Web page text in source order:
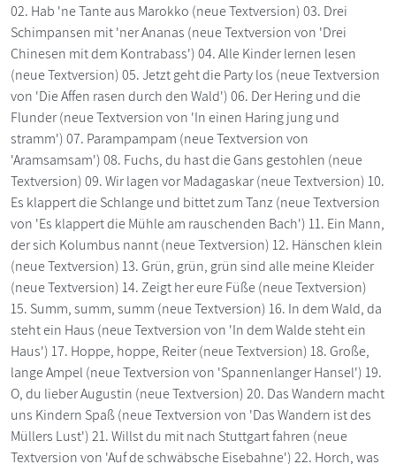
02. Hab 'ne Tante aus Marokko (neue Textversion) 03. Drei
Schimpansen mit 'ner Ananas (neue Textversion von 'Drei
Chinesen mit dem Kontrabass') 04. Alle Kinder lernen lesen
(neue Textversion) 05. Jetzt geht die Party los (neue Textversion
von 'Die Affen rasen durch den Wald') 06. Der Hering und die
Flunder (neue Textversion von 'In einen Haring jung und
stramm') 07. Parampampam (neue Textversion von
'Aramsamsam') 08. Fuchs, du hast die Gans gestohlen (neue
Textversion) 09. Wir lagen vor Madagaskar (neue Textversion) 10.
Es klappert die Schlange und bittet zum Tanz (neue Textversion
von 'Es klappert die Mühle am rauschenden Bach') 11. Ein Mann,
der sich Kolumbus nannt (neue Textversion) 12. Hänschen klein
(neue Textversion) 13. Grün, grün, grün sind alle meine Kleider
(neue Textversion) 14. Zeigt her eure Füße (neue Textversion)
15. Summ, summ, summ (neue Textversion) 16. In dem Wald, da
steht ein Haus (neue Textversion von 'In dem Walde steht ein
Haus') 17. Hoppe, hoppe, Reiter (neue Textversion) 18. Große,
lange Ampel (neue Textversion von 'Spannenlanger Hansel') 19.
O, du lieber Augustin (neue Textversion) 20. Das Wandern macht
uns Kindern Spaß (neue Textversion von 'Das Wandern ist des
Müllers Lust') 21. Willst du mit nach Stuttgart fahren (neue
Textversion von 'Auf de schwäbsche Eisebahne') 22. Horch, was